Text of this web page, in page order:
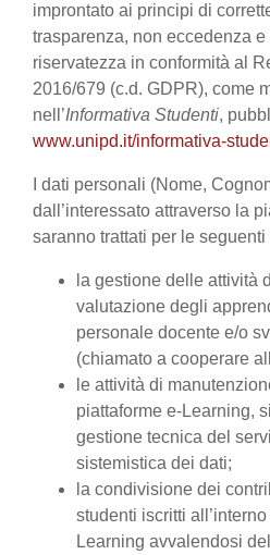
improntato ai principi di
trasparenza, non eccedenza
riservatezza in conformità al
2016/679 (c.d. GDPR), come
nell’Informativa Studenti,
www.unipd.it/informativa-
I dati personali (Nome,
dall’interessato attraverso la
saranno trattati per le seguenti
la gestione delle attività
valutazione degli
personale docente e/o
(chiamato a cooperare
le attività di
piattaforme e-Learning,
gestione tecnica del
sistemistica dei dati;
la condivisione dei
studenti iscritti
Learning avvalendosi